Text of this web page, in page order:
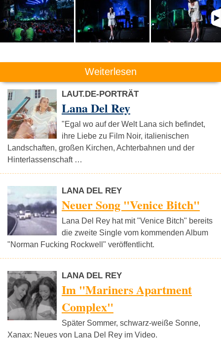
Weiterlesen
LAUT.DE-PORTRÄT
Lana Del Rey
"Egal wo auf der Welt Lana sich befindet,
ihre Liebe zu Film Noir, italienischen
Landschaften, großen Kirchen, Achterbahnen und der
Hinterlassenschaft …
LANA DEL REY
Neuer Song "Venice Bitch"
Lana Del Rey hat mit "Venice Bitch" bereits
die zweite Single vom kommenden Album
"Norman Fucking Rockwell" veröffentlicht.
LANA DEL REY
Im "Mariners Apartment
Complex"
Später Sommer, schwarz-weiße Sonne,
Xanax: Neues von Lana Del Rey im Video.